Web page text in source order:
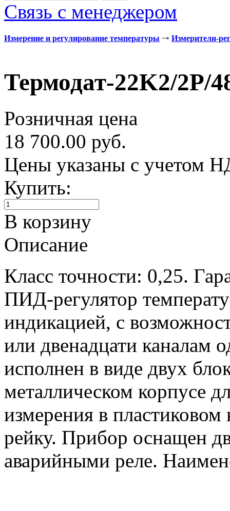
Связь с менеджером
Измерение и регулирование температуры Измерители-
Термодат-22K2/2Р/
Розничная цена
18 700.00 руб.
Цены указаны с учетом
Купить:
В корзину
Описание
Класс точности: 0,25.
ПИД-регулятор
индикацией, с
или двенадцати каналам
исполнен в виде двух
металлическом корпусе
измерения в
рейку. Прибор оснащен
аварийными реле.